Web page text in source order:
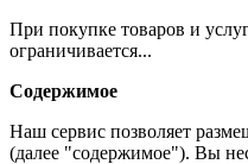
При покупке товаров и
ограничивается...
Содержимое
Наш сервис позволяет
(далее "содержимое"). Вы